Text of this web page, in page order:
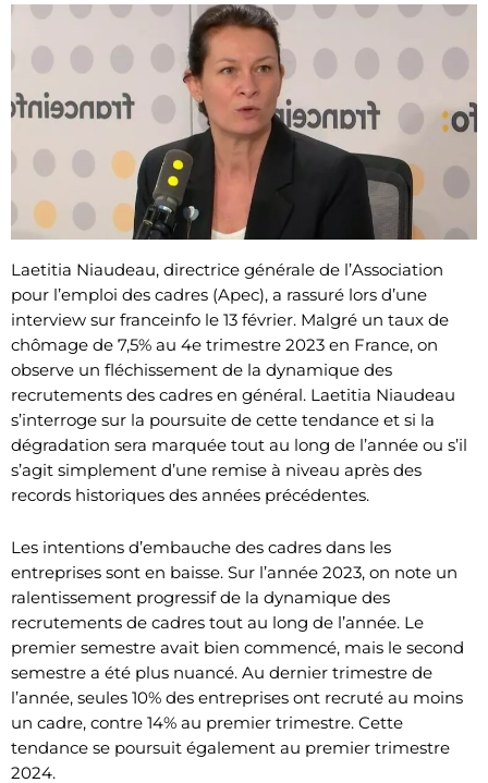
Laetitia Niaudeau, directrice générale de l’Association
pour l’emploi des cadres (Apec), a rassuré lors d’une
interview sur franceinfo le 13 février. Malgré un taux de
chômage de 7,5% au 4e trimestre 2023 en France, on
observe un fléchissement de la dynamique des
recrutements des cadres en général. Laetitia Niaudeau
s’interroge sur la poursuite de cette tendance et si la
dégradation sera marquée tout au long de l’année ou s’il
s’agit simplement d’une remise à niveau après des
records historiques des années précédentes.
Les intentions d’embauche des cadres dans les
entreprises sont en baisse. Sur l’année 2023, on note un
ralentissement progressif de la dynamique des
recrutements de cadres tout au long de l’année. Le
premier semestre avait bien commencé, mais le second
semestre a été plus nuancé. Au dernier trimestre de
l’année, seules 10% des entreprises ont recruté au moins
un cadre, contre 14% au premier trimestre. Cette
tendance se poursuit également au premier trimestre
2024.